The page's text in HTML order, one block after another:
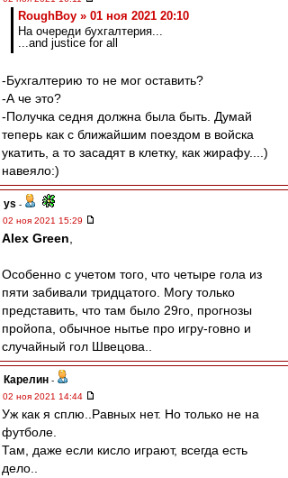
RoughBoy » 01 ноя 2021 20:10
На очереди бухгалтерия...
...and justice for all
-Бухгалтерию то не мог оставить?
-А че это?
-Получка седня должна была быть. Думай
теперь как с ближайшим поездом в войска
укатить, а то засадят в клетку, как жирафу....)
навеяло:)
ys -
02 ноя 2021 15:29
Alex Green
Особенно с учетом того, что четыре гола из
пяти забивали тридцатого. Могу только
представить, что там было 29го, прогнозы
пройопа, обычное нытье про игру-говно и
случайный гол Швецова..
Карелин -
02 ноя 2021 14:44
Уж как я сплю..Равных нет. Но только не на
футболе.
Там, даже если кисло играют, всегда есть
дело..